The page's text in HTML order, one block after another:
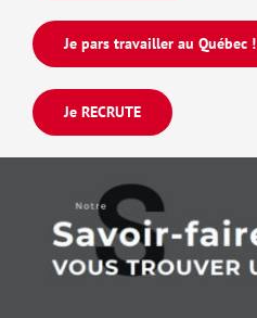
Je pars travailler au Québec !
Je RECRUTE